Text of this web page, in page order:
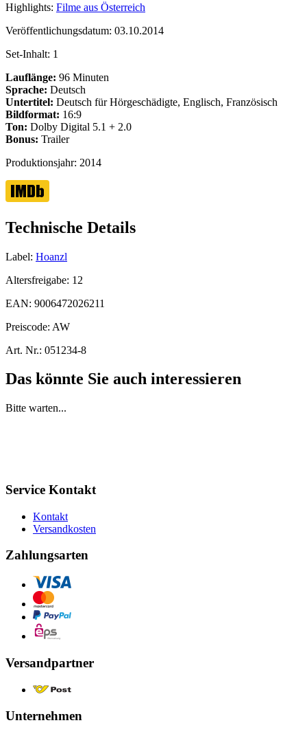
Highlights: Filme aus Österreich
Veröffentlichungsdatum: 03.10.2014
Set-Inhalt: 1
Lauflänge: 96 Minuten
Sprache: Deutsch
Untertitel: Deutsch für Hörgeschädigte, Englisch, Französisch
Bildformat: 16:9
Ton: Dolby Digital 5.1 + 2.0
Bonus: Trailer
Produktionsjahr: 2014
Technische Details
Label: Hoanzl
Altersfreigabe: 12
EAN: 9006472026211
Preiscode: AW
Art. Nr.: 051234-8
Das könnte Sie auch interessieren
Bitte warten...
Service Kontakt
Kontakt
Versandkosten
Zahlungsarten
Versandpartner
Unternehmen